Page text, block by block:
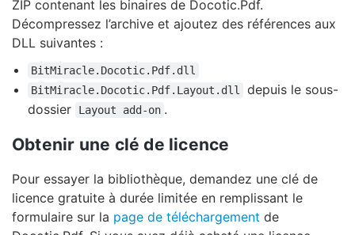
ZIP contenant les binaires de Docotic.Pdf.
Décompressez l’archive et ajoutez des références aux
DLL suivantes :
BitMiracle.Docotic.Pdf.dll
BitMiracle.Docotic.Pdf.Layout.dll
depuis le sous-
dossier
Layout add-on .
Obtenir une clé de licence
Pour essayer la bibliothèque, demandez une clé de
licence gratuite à durée limitée en remplissant le
formulaire sur la page de téléchargement de